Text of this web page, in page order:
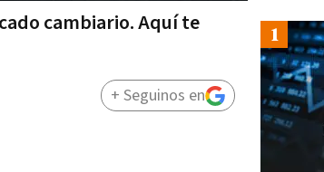
cambiario. Aquí te
+ Seguinos en